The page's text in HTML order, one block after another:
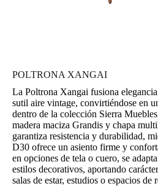
POLTRONA XANGAI
La Poltrona Xangai fusiona
sutil aire vintage, convirtiéndose en
dentro de la colección Sierra
madera maciza Grandis y chapa
garantiza resistencia y durabilidad,
D30 ofrece un asiento firme y
en opciones de tela o cuero, se
estilos decorativos, aportando
salas de estar, estudios o espacios de